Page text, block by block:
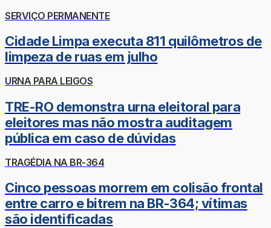
SERVIÇO PERMANENTE
Cidade Limpa executa 811 quilômetros de
limpeza de ruas em julho
URNA PARA LEIGOS
TRE-RO demonstra urna eleitoral para
eleitores mas não mostra auditagem
pública em caso de dúvidas
TRAGÉDIA NA BR-364
Cinco pessoas morrem em colisão frontal
entre carro e bitrem na BR-364; vítimas
são identificadas